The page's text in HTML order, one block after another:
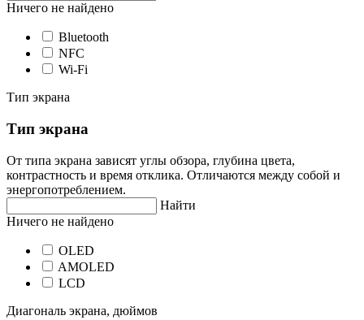
Ничего не найдено
Bluetooth
NFC
Wi-Fi
Тип экрана
Тип экрана
От типа экрана зависят углы обзора, глубина цвета,
контрастность и время отклика. Отличаются между собой и
энергопотреблением.
Найти
Ничего не найдено
OLED
AMOLED
LCD
Диагональ экрана, дюймов